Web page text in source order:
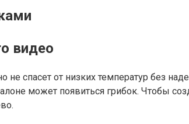
видео
спасет от низких температур без
может появиться грибок. Чтобы